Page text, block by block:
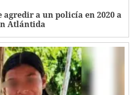
a un policía en 2020 a
Atlántida